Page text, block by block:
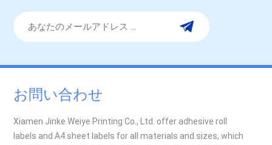
お問い合わせ
Xiamen Jinke Weiye Printing Co., Ltd. offer adhesive roll
labels and A4 sheet labels for all materials and sizes, which